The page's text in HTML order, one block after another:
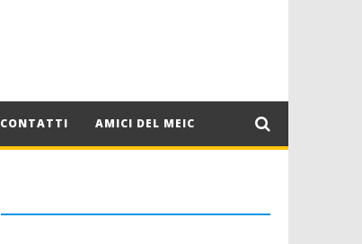
CONTATTI AMICI DEL MEIC